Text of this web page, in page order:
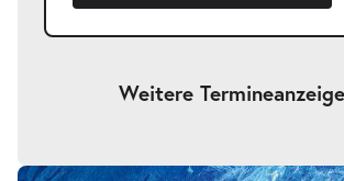
Weitere Termine
Sehr schön und sehr tot-